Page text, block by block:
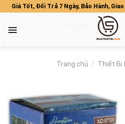
Skip
content
Giá Tốt, Đổi Trả 7 Ngày, Bảo Hành,
Trang chủ / Thiết Bị